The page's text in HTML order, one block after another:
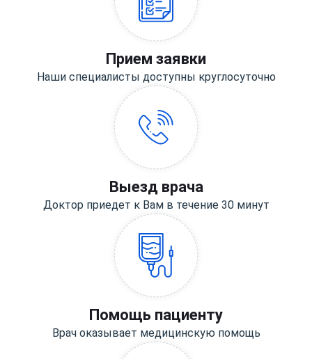
Прием заявки
Наши специалисты доступны круглосуточно
Выезд врача
Доктор приедет к Вам в течение 30 минут
Помощь пациенту
Врач оказывает медицинскую помощь